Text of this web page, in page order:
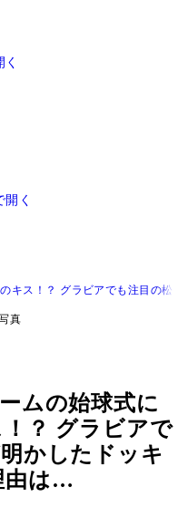
く
キス！？ グラビアでも注目の
真
ムの始球式に
？ グラビアで
かしたドッキ
由は…